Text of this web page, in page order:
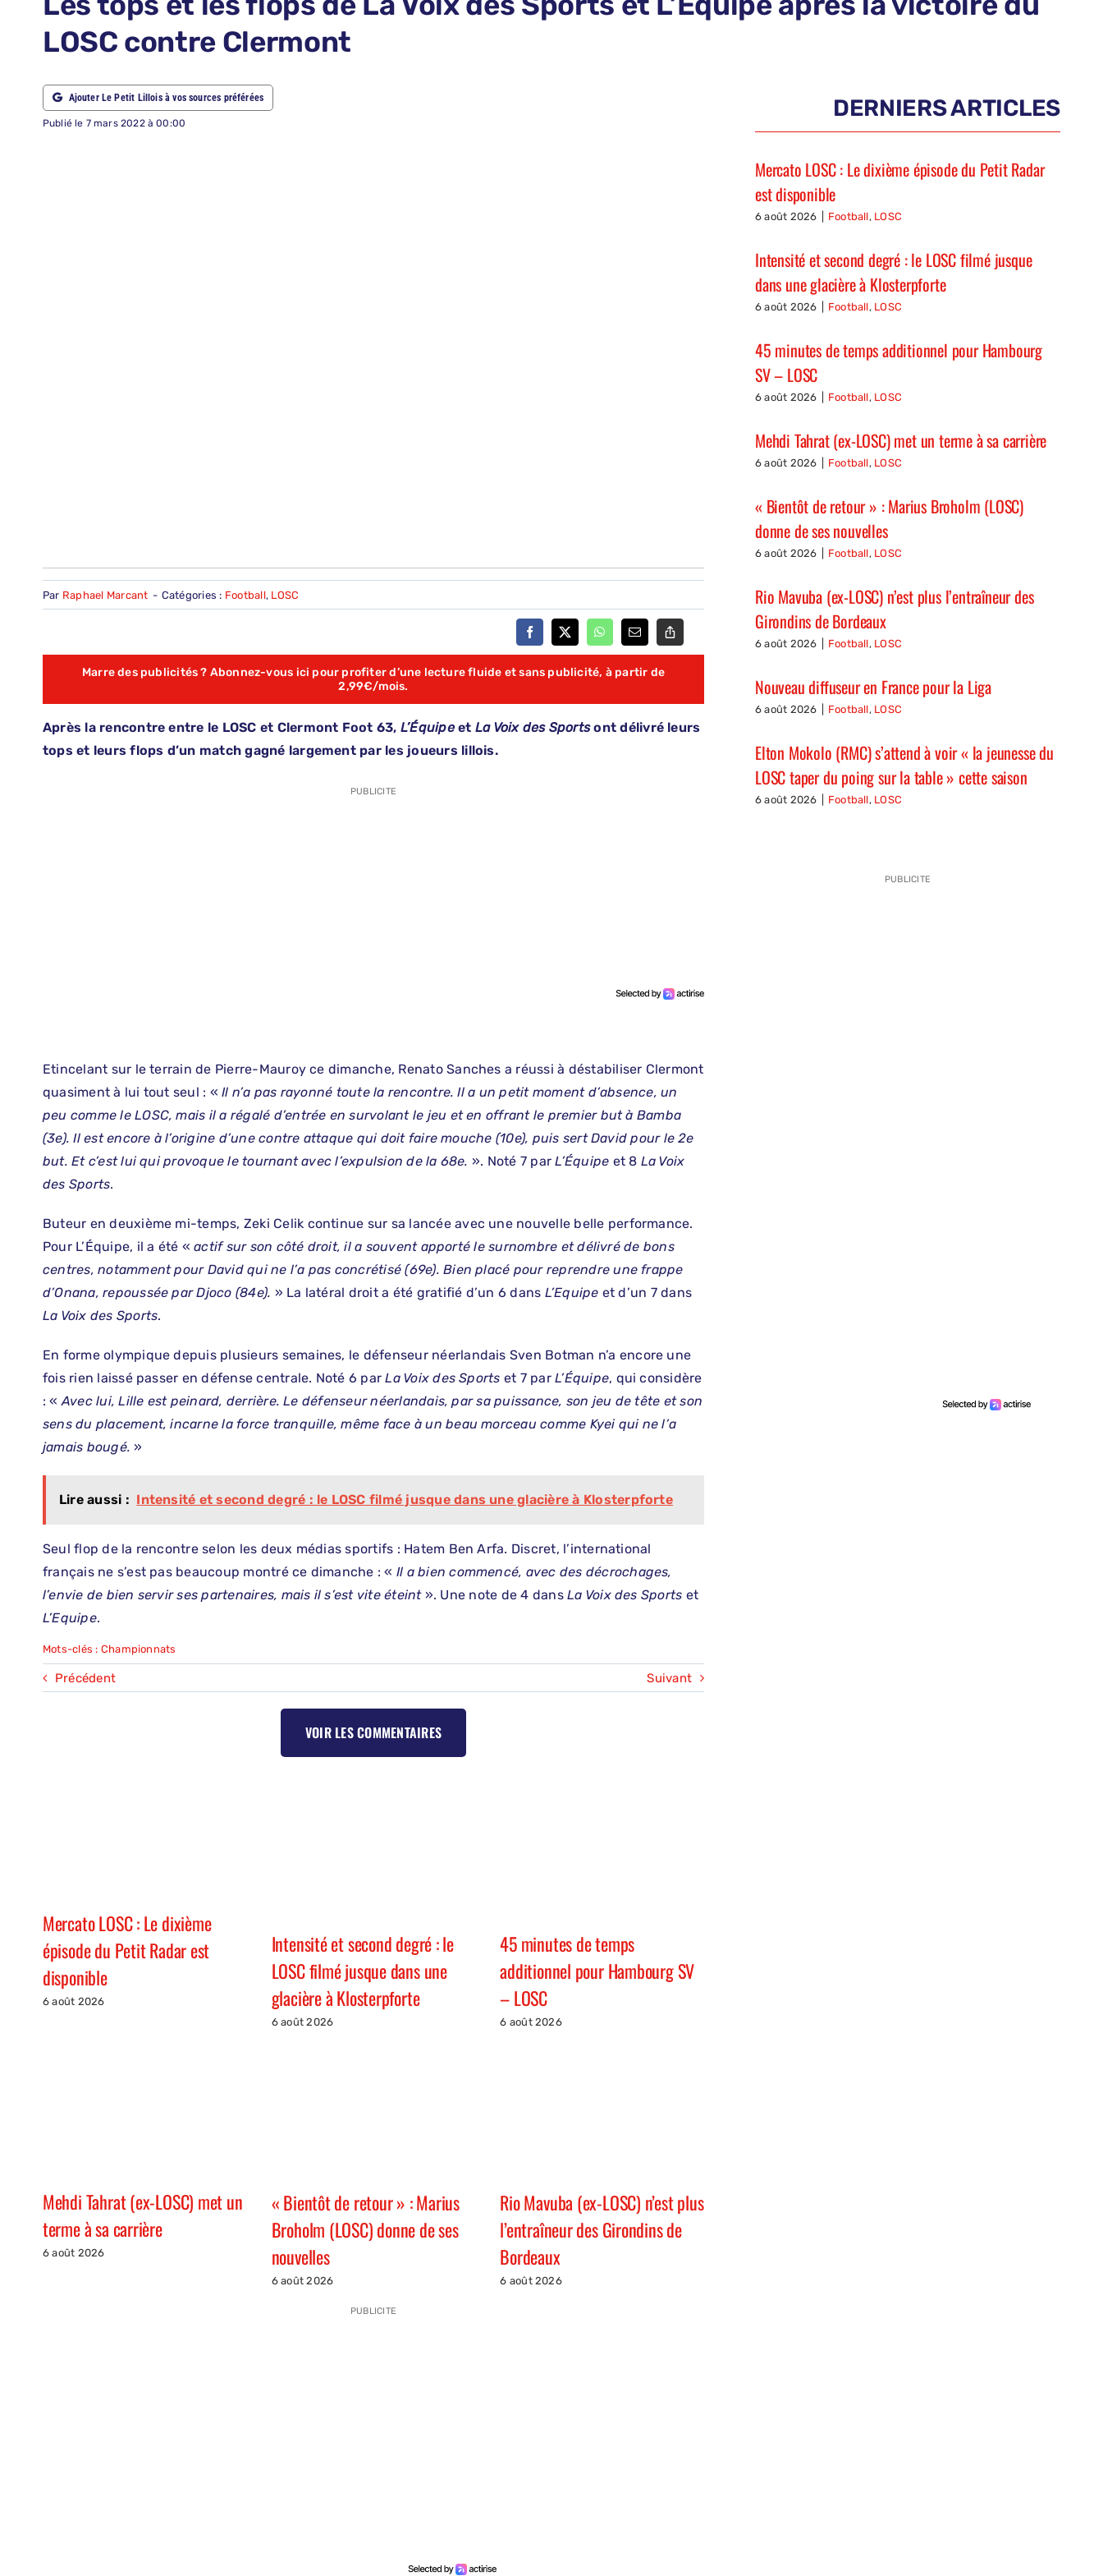
ABONNEMENTS
LOSC contre Clermont
Ajouter Le Petit Lillois à vos sources préférées
Publié le 7 mars 2022 à 00:00
Par Raphael Marcant - Catégories : Football, LOSC
Marre des publicités ? Abonnez-vous ici pour profiter d’une lecture fluide et sans publicité, à partir de
2,99€/mois.
Après la rencontre entre le LOSC et Clermont Foot 63, L’Équipeet La Voix des Sportsont délivré leurs
tops et leurs flops d’un match gagné largement par les joueurs lillois.
PUBLICITE
Etincelant sur le terrain de Pierre-Mauroy ce dimanche, Renato Sanches a réussi à déstabiliser Clermont
quasiment à lui tout seul : «Il n’a pas rayonné toute la rencontre. Il a un petit moment d’absence, un
peu comme le LOSC, mais il a régalé d’entrée en survolant le jeu et en offrant le premier but à Bamba
(3e). Il est encore à l’origine d’une contre attaque qui doit faire mouche (10e), puis sert David pour le 2e
but. Et c’est lui qui provoque le tournant avec l’expulsion de la 68e. ». Noté 7 parL’Équipe et 8 La Voix
des Sports.
Buteur en deuxième mi-temps, Zeki Celik continue sur sa lancée avec une nouvelle belle performance.
Pour L’Équipe, il a été «actif sur son côté droit, il a souvent apporté le surnombre et délivré de bons
centres, notamment pour David qui ne l’a pas concrétisé (69e). Bien placé pour reprendre une frappe
d’Onana, repoussée par Djoco (84e). » La latéral droit a été gratifié d’un 6 dans L’Equipe et d’un 7 dans
La Voix des Sports.
En forme olympique depuis plusieurs semaines, le défenseur néerlandais Sven Botman n’a encore une
fois rien laissé passer en défense centrale. Noté 6 parLa Voix des Sports et 7 parL’Équipe, qui considère
: «Avec lui, Lille est peinard, derrière. Le défenseur néerlandais, par sa puissance, son jeu de tête et son
sens du placement, incarne la force tranquille, même face à un beau morceau comme Kyei qui ne l’a
jamais bougé. »
Lire aussi : Intensité et second degré : le LOSC filmé jusque dans une glacière à Klosterpforte
Seul flop de la rencontre selon les deux médias sportifs : Hatem Ben Arfa. Discret, l’international
français ne s’est pas beaucoup montré ce dimanche : « Il a bien commencé, avec des décrochages,
l’envie de bien servir ses partenaires, mais il s’est vite éteint». Une note de 4 dansLa Voix des Sports et
L’Equipe.
Mots-clés : Championnats
Précédent Suivant
VOIR LES COMMENTAIRES
Mercato LOSC : Le dixième
épisode du Petit Radar est
disponible
6 août 2026
Intensité et second degré : le
LOSC filmé jusque dans une
glacière à Klosterpforte
6 août 2026
45 minutes de temps
additionnel pour Hambourg SV
– LOSC
6 août 2026
Mehdi Tahrat (ex-LOSC) met un
terme à sa carrière
6 août 2026
« Bientôt de retour » : Marius
Broholm (LOSC) donne de ses
nouvelles
6 août 2026
Rio Mavuba (ex-LOSC) n’est plus
l’entraîneur des Girondins de
Bordeaux
6 août 2026
PUBLICITE
DERNIERS ARTICLES
Mercato LOSC : Le dixième épisode du Petit Radar
est disponible
6 août 2026 Football, LOSC
Intensité et second degré : le LOSC filmé jusque
dans une glacière à Klosterpforte
6 août 2026 Football, LOSC
45 minutes de temps additionnel pour Hambourg
SV – LOSC
6 août 2026 Football, LOSC
Mehdi Tahrat (ex-LOSC) met un terme à sa carrière
6 août 2026 Football, LOSC
« Bientôt de retour » : Marius Broholm (LOSC)
donne de ses nouvelles
6 août 2026 Football, LOSC
Rio Mavuba (ex-LOSC) n’est plus l’entraîneur des
Girondins de Bordeaux
6 août 2026 Football, LOSC
Nouveau diffuseur en France pour la Liga
6 août 2026 Football, LOSC
Elton Mokolo (RMC) s’attend à voir « la jeunesse du
LOSC taper du poing sur la table » cette saison
6 août 2026 Football, LOSC
PUBLICITE